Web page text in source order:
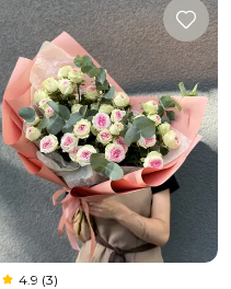
4.9 (3)